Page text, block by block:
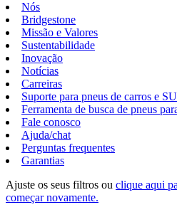
Nós
Bridgestone
Missão e Valores
Sustentabilidade
Inovação
Notícias
Carreiras
Suporte para pneus de carros e
Ferramenta de busca de pneus
Fale conosco
Ajuda/chat
Perguntas frequentes
Garantias
Ajuste os seus filtros ou clique aqui
começar novamente.